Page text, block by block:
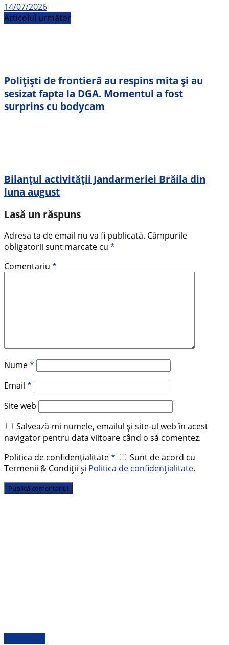
14/07/2026
Articolul următor
Polițiști de frontieră au respins mita și au
sesizat fapta la DGA. Momentul a fost
surprins cu bodycam
Bilanțul activității Jandarmeriei Brăila din
luna august
Lasă un răspuns
Adresa ta de email nu va fi publicată. Câmpurile
obligatorii sunt marcate cu *
Comentariu *
Nume*
Email *
Site web
Salvează-mi numele, emailul și site-ul web în acest
navigator pentru data viitoare când o să comentez.
Politica de confidențialitate*
Sunt de acord cu
Termenii & Condiții și Politica de confidențialitate.